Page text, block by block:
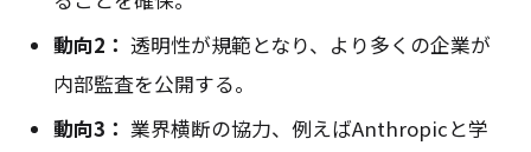
動向2： 透明性が規範となり、より多くの企業が
内部監査を公開する。
動向3： 業界横断の協力、例えばAnthropicと学